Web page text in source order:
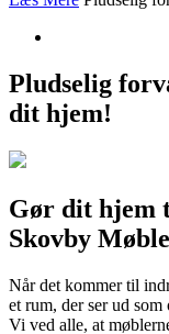
Pludselig
dit hjem!
Gør dit hjem
Skovby
Når det kommer til
et rum, der ser ud
Vi ved alle, at